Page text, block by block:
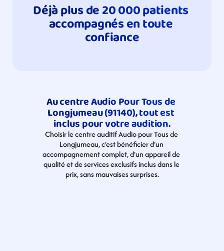
Déjà plus de 20 000 patients
accompagnés en toute
confiance
Au centre Audio Pour Tous de
Longjumeau (91140), tout est
inclus pour votre audition.
Choisir le centre auditif Audio pour Tous de
Longjumeau, c’est bénéficier d’un
accompagnement complet, d’un appareil de
qualité et de services exclusifs inclus dans le
prix, sans mauvaises surprises.